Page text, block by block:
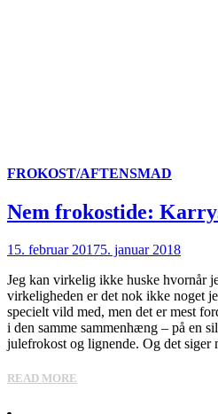
FROKOST/AFTENSMAD
Nem frokostide:
15. februar 20175. januar 2018
Jeg kan virkelig ikke huske hvornår
virkeligheden er det nok ikke noget
specielt vild med, men det er mest
i den samme sammenhæng – på en
julefrokost og lignende. Og det siger
READ MORE